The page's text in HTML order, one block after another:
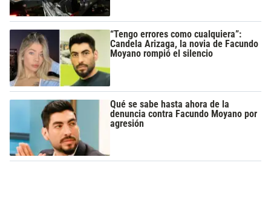
“Tengo errores como cualquiera”:
Candela Arizaga, la novia de Facundo
Moyano rompió el silencio
Qué se sabe hasta ahora de la
denuncia contra Facundo Moyano por
agresión